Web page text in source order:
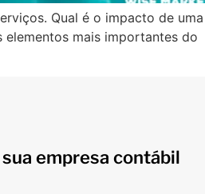
Qual é o impacto de
mais importantes do
empresa contábil